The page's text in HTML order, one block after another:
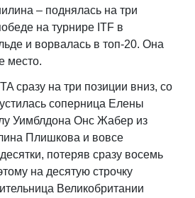
а – поднялась на три
на турнире ITF в
и ворвалась в топ-20. Она
место.
сразу на три позиции вниз, со
соперница Елены
Уимблдона Онс Жабер из
Плишкова и вовсе
потеряв сразу восемь
на десятую строчку
Великобритании